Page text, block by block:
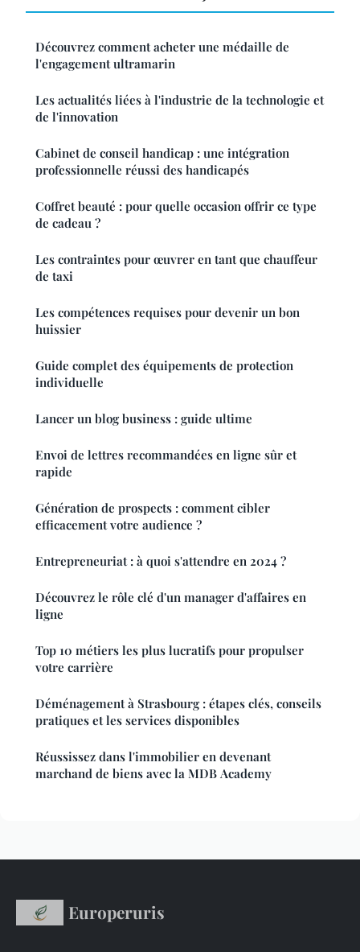
Découvrez comment acheter une médaille de
l'engagement ultramarin
Les actualités liées à l'industrie de la technologie et
de l'innovation
Cabinet de conseil handicap : une intégration
professionnelle réussi des handicapés
Coffret beauté : pour quelle occasion offrir ce type
de cadeau ?
Les contraintes pour œuvrer en tant que chauffeur
de taxi
Les compétences requises pour devenir un bon
huissier
Guide complet des équipements de protection
individuelle
Lancer un blog business : guide ultime
Envoi de lettres recommandées en ligne sûr et
rapide
Génération de prospects : comment cibler
efficacement votre audience ?
Entrepreneuriat : à quoi s'attendre en 2024 ?
Découvrez le rôle clé d'un manager d'affaires en
ligne
Top 10 métiers les plus lucratifs pour propulser
votre carrière
Déménagement à Strasbourg : étapes clés, conseils
pratiques et les services disponibles
Réussissez dans l'immobilier en devenant
marchand de biens avec la MDB Academy
Europeruris